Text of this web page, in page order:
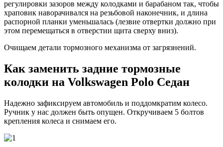
регулировки зазоров между колодками и барабаном так, чтобы
храповик наворачивался на резьбовой наконечник, и длина
распорной планки уменьшалась (лезвие отвертки должно при
этом перемещаться в отверстии щита сверху вниз).
Очищаем детали тормозного механизма от загрязнений.
Как заменить задние тормозные
колодки на Volkswagen Polo Седан
Надежно зафиксируем автомобиль и поддомкратим колесо.
Ручник у нас должен быть опущен. Откручиваем 5 болтов
крепления колеса и снимаем его.